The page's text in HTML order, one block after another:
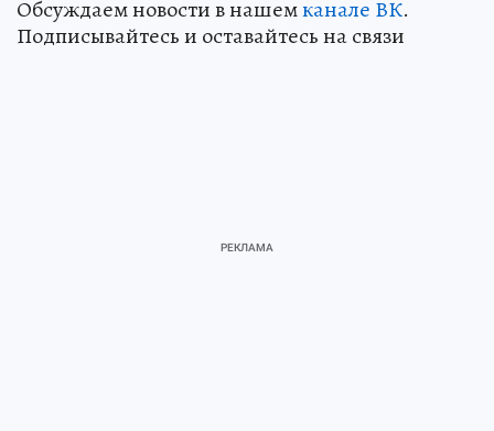
Обсуждаем новости в нашемканале ВК.
Подписывайтесь и оставайтесь на связи